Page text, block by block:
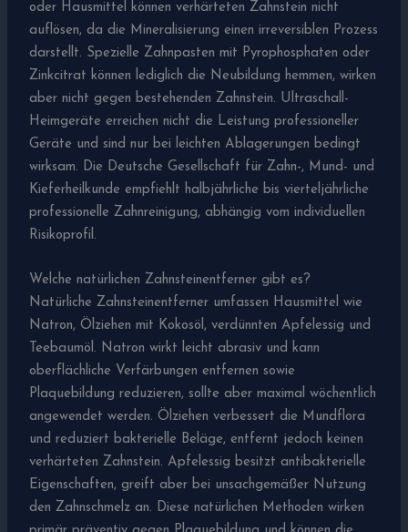
oder Hausmittel können verhärteten Zahnstein nicht
auflösen, da die Mineralisierung einen irreversiblen Prozess
darstellt. Spezielle Zahnpasten mit Pyrophosphaten oder
Zinkcitrat können lediglich die Neubildung hemmen, wirken
aber nicht gegen bestehenden Zahnstein. Ultraschall-
Heimgeräte erreichen nicht die Leistung professioneller
Geräte und sind nur bei leichten Ablagerungen bedingt
wirksam. Die Deutsche Gesellschaft für Zahn-, Mund- und
Kieferheilkunde empfiehlt halbjährliche bis vierteljährliche
professionelle Zahnreinigung, abhängig vom individuellen
Risikoprofil.
Welche natürlichen Zahnsteinentferner gibt es?
Natürliche Zahnsteinentferner umfassen Hausmittel wie
Natron, Ölziehen mit Kokosöl, verdünnten Apfelessig und
Teebaumöl. Natron wirkt leicht abrasiv und kann
oberflächliche Verfärbungen entfernen sowie
Plaquebildung reduzieren, sollte aber maximal wöchentlich
angewendet werden. Ölziehen verbessert die Mundflora
und reduziert bakterielle Beläge, entfernt jedoch keinen
verhärteten Zahnstein. Apfelessig besitzt antibakterielle
Eigenschaften, greift aber bei unsachgemäßer Nutzung
den Zahnschmelz an. Diese natürlichen Methoden wirken